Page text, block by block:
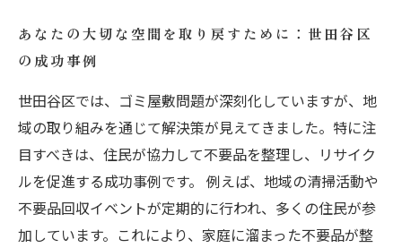
あなたの大切な空間を取り戻すために：世田谷区
の成功事例
世田谷区では、ゴミ屋敷問題が深刻化していますが、地
域の取り組みを通じて解決策が見えてきました。特に注
目すべきは、住民が協力して不要品を整理し、リサイク
ルを促進する成功事例です。 例えば、地域の清掃活動や
不要品回収イベントが定期的に行われ、多くの住民が参
加しています。これにより、家庭に溜まった不要品が整